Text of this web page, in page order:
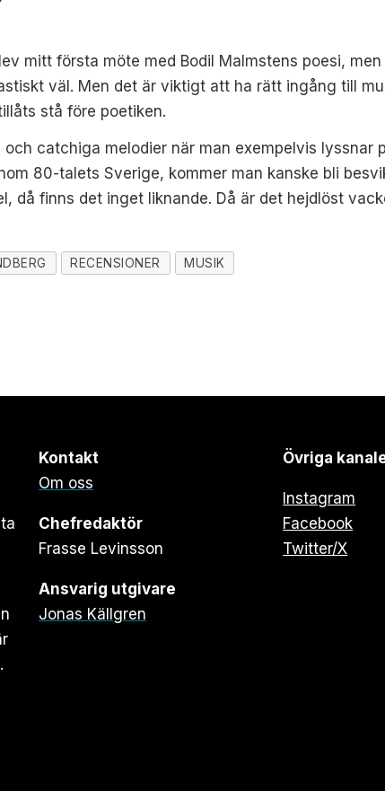
mitt första möte med Bodil Malmstens poesi,
väl. Men det är viktigt att ha rätt ingång till
stå före poetiken.
och catchiga melodier när man exempelvis lyssnar
80-talets Sverige, kommer man kanske bli
då finns det inget liknande. Då är det hejdlöst
RECENSIONER MUSIK
Kontakt
Om oss
Chefredaktör
Frasse Levinsson
Ansvarig utgivare
Jonas Källgren
Övriga
Instagram
Facebook
Twitter/X